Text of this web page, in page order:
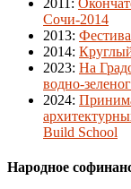
2011 :
Сочи-2014
2013:
2014:
2023: На
водно-
2024:
Build School
Народное